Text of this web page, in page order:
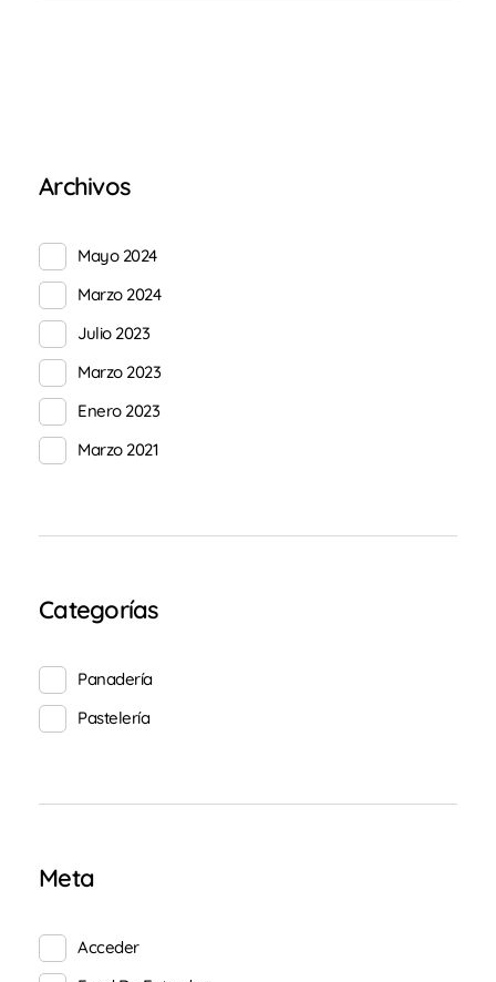
Archivos
Mayo 2024
Marzo 2024
Julio 2023
Marzo 2023
Enero 2023
Marzo 2021
Categorías
Panadería
Pastelería
Meta
Acceder